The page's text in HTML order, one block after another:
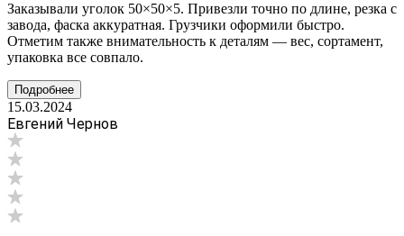
Заказывали уголок 50×50×5. Привезли точно по длине, резка с
завода, фаска аккуратная. Грузчики оформили быстро.
Отметим также внимательность к деталям — вес, сортамент,
упаковка все совпало.
Подробнее
15.03.2024
Евгений Чернов